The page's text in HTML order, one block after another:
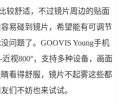
较舒适，不过镜片周边的贴面
易碰到镜片，希望能有可调节
问题了。GOOVIS Young手机
视800°，支持多种设备，画面
看得舒服，镜片不起雾这些都
们不妨也来试试。